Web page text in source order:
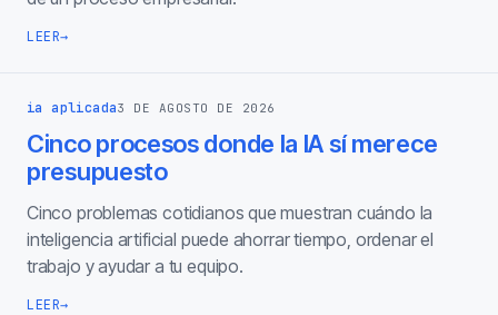
LEER→
ia aplicada3 DE AGOSTO DE 2026
Cinco procesos donde la IA sí merece
presupuesto
Cinco problemas cotidianos que muestran cuándo la
inteligencia artificial puede ahorrar tiempo, ordenar el
trabajo y ayudar a tu equipo.
LEER→